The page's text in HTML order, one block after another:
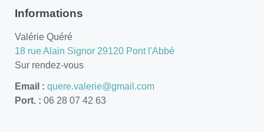
Informations
Valérie Quéré
18 rue Alain Signor 29120 Pont l'Abbé
Sur rendez-vous
Email : quere.valerie@gmail.com
Port. : 06 28 07 42 63